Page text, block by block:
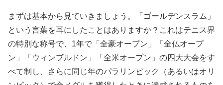
まずは基本から見ていきましょう。「ゴールデンスラム」
という言葉を耳にしたことはありますか？これはテニス界
の特別な称号で、1年で「全豪オープン」「全仏オープ
ン」「ウィンブルドン」「全米オープン」の四大大会をす
べて制し、さらに同じ年のパラリンピック（あるいはオリ